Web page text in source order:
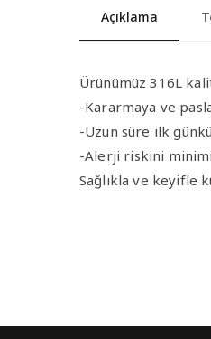
Açıklama
Ürünümüz 316L
-Kararmaya ve
-Uzun süre ilk
-Alerji riskini
Sağlıkla ve keyifle